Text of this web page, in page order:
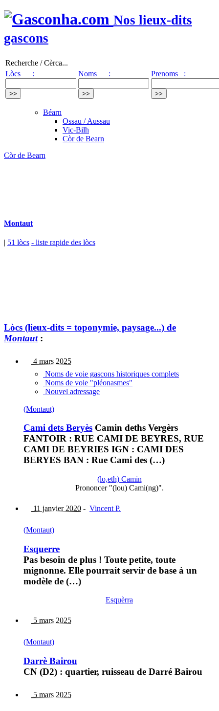
Nos lieux-dits
gascons
Recherche / Cèrca...
Lòcs :
Noms : Prenoms :
Béarn
Ossau / Aussau
Vic-Bilh
Còr de Bearn
Còr de Bearn
Montaut
| 51 lòcs - liste rapide des lòcs
Lòcs (lieux-dits = toponymie, paysage...) de
Montaut:
4 mars 2025
Noms de voie gascons historiques complets
Noms de voie "pléonasmes"
Nouvel adressage
(Montaut)
Cami dets Beryès Camin deths Vergèrs
FANTOIR : RUE CAMI DE BEYRES, RUE
CAMI DE BEYRIES IGN : CAMI DES
BERYES BAN : Rue Cami des (…)
(lo,eth) Camin
Prononcer "(lou) Cami(ng)".
11 janvier 2020 - Vincent P.
(Montaut)
Esquerre
Pas besoin de plus ! Toute petite, toute
mignonne. Elle pourrait servir de base à un
modèle de (…)
Esquèrra
5 mars 2025
(Montaut)
Darrè Bairou
CN (D2) : quartier, ruisseau de Darré Bairou
5 mars 2025